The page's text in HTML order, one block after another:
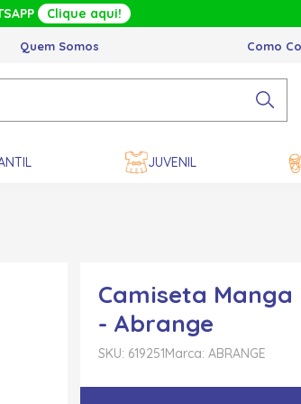
Clique aqui!
Quem Somos Como
JUVENIL
Camiseta Manga
- Abrange
SKU: 619251Marca: ABRANGE